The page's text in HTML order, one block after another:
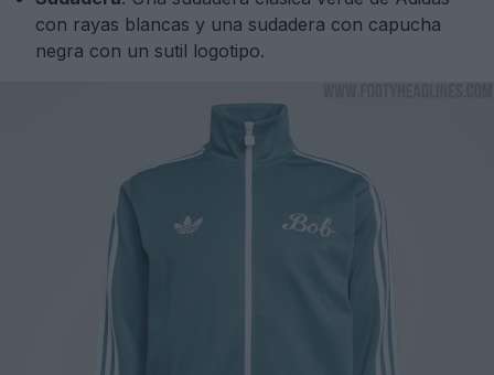
con rayas blancas y una sudadera con capucha
negra con un sutil logotipo.